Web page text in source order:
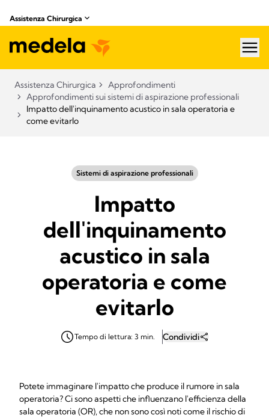
Assistenza Chirurgica
Assistenza Chirurgica
Approfondimenti
Approfondimenti sui sistemi di aspirazione professionali​
Impatto dell'inquinamento acustico in sala operatoria e
come evitarlo
Sistemi di aspirazione professionali​
Impatto
dell'inquinamento
acustico in sala
operatoria e come
evitarlo
Tempo di lettura: 3 min. Condividi
Potete immaginare l'impatto che produce il rumore in sala
operatoria? Ci sono aspetti che influenzano l'efficienza della
sala operatoria (OR), che non sono così noti come il rischio di